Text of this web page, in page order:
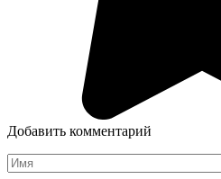
Добавить комментарий
Имя